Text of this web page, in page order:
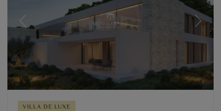
Previous Next
VILLA DE LUXE